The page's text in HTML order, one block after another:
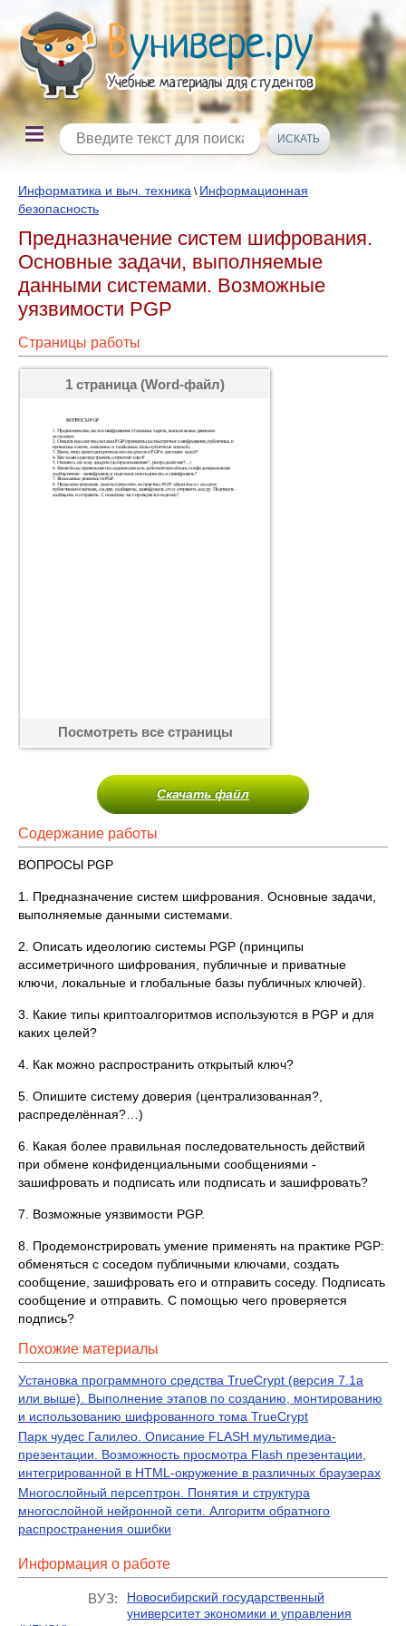
Информатика и выч. техника \ Информационная
безопасность
Предназначение систем шифрования.
Основные задачи, выполняемые
данными системами. Возможные
уязвимости PGP
Страницы работы
1 страница (Word-файл)
Посмотреть все страницы
Скачать файл
Содержание работы
ВОПРОСЫ PGP
1. Предназначение систем шифрования. Основные задачи,
выполняемые данными системами.
2. Описать идеологию системы PGP (принципы
ассиметричного шифрования, публичные и приватные
ключи, локальные и глобальные базы публичных ключей).
3. Какие типы криптоалгоритмов используются в PGP и для
каких целей?
4. Как можно распространить открытый ключ?
5. Опишите систему доверия (централизованная?,
распределённая?…)
6. Какая более правильная последовательность действий
при обмене конфиденциальными сообщениями -
зашифровать и подписать или подписать и зашифровать?
7. Возможные уязвимости PGP.
8. Продемонстрировать умение применять на практике PGP:
обменяться с соседом публичными ключами, создать
сообщение, зашифровать его и отправить соседу. Подписать
сообщение и отправить. С помощью чего проверяется
подпись?
Похожие материалы
Установка программного средства TrueCrypt (версия 7.1а
или выше). Выполнение этапов по созданию, монтированию
и использованию шифрованного тома TrueCrypt
Парк чудес Галилео. Описание FLASH мультимедиа-
презентации. Возможность просмотра Flash презентации,
интегрированной в HTML-окружение в различных браузерах
Многослойный персептрон. Понятия и структура
многослойной нейронной сети. Алгоритм обратного
распространения ошибки
Информация о работе
ВУЗ:
Новосибирский государственный
университет экономики и управления